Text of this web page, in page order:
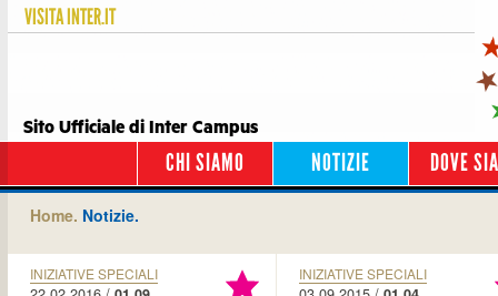
VISITAINTER.IT
Sito Ufficiale di Inter Campus
CHI SIAMO NOTIZIE DOVE
Home. Notizie.
INIZIATIVE SPECIALI INIZIATIVE SPECIALI